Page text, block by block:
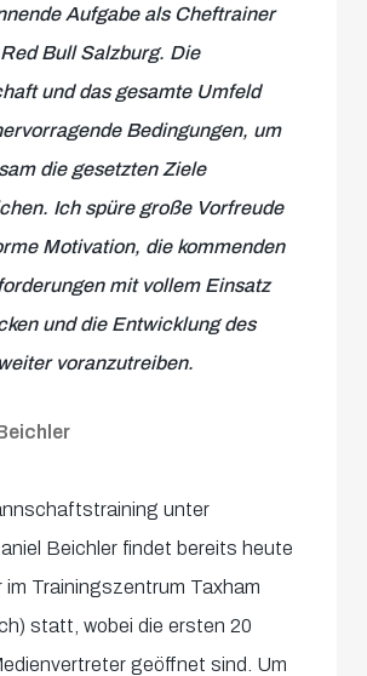
Aufgabe als Cheftrainer
Bull Salzburg. Die
und das gesamte Umfeld
Bedingungen, um
die gesetzten Ziele
Ich spüre große Vorfreude
Motivation, die kommenden
mit vollem Einsatz
und die Entwicklung des
voranzutreiben.
unter
Beichler findet bereits heute
im Trainingszentrum Taxham
statt, wobei die ersten 20
geöffnet sind. Um